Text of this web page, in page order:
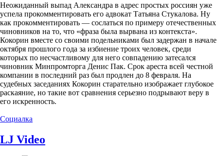
Неожиданный выпад Александра в адрес простых россиян уже
успела прокомментировать его адвокат Татьяна Стукалова. Ну
как прокомментировать — сослаться по примеру отечественных
чиновников на то, что «фраза была вырвана из контекста».
Кокорин вместе со своими подельниками был задержан в начале
октября прошлого года за избиение троих человек, среди
которых по несчастливому для него совпадению затесался
чиновник Минпромторга Денис Пак. Срок ареста всей честной
компании в последний раз был продлен до 8 февраля. На
судебных заседаниях Кокорин старательно изображает глубокое
раскаяние, но такие вот сравнения серьезно подрывают веру в
его искренность.
Социалка
LJ Video